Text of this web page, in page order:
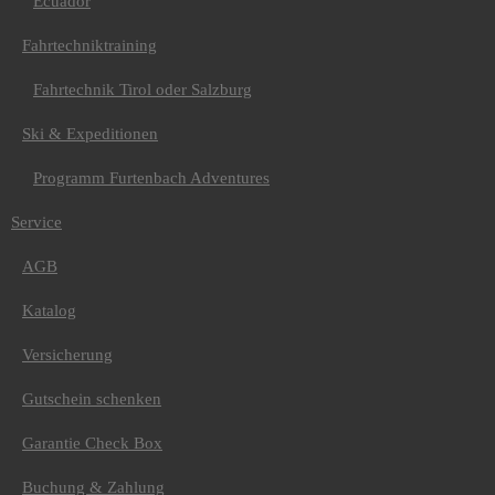
Fahrtechniktraining
Fahrtechnik Tirol oder Salzburg
Ski & Expeditionen
Programm Furtenbach Adventures
Service
AGB
Katalog
Versicherung
Gutschein schenken
Garantie Check Box
Buchung & Zahlung
Name (wie im Reisepass):
Vorname
Nachname
Adresse:*
Straße / Nr.